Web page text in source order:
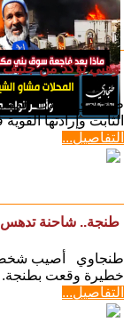
وهبي يؤكد من جنيف
طنجاوي أكدت المملكة
الثابت وإرادتها
التفاصيل...
طنجة.. شاحنة
خطيرة وقعت
التفاصيل...